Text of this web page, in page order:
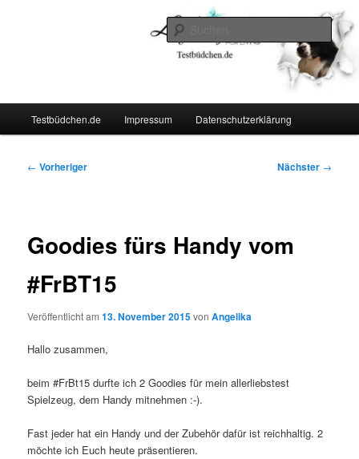
Testbüdchen.de Impressum Datenschutzerklärung
Beitragsnavigation
← Vorheriger Nächster →
Goodies fürs Handy vom
#FrBT15
Veröffentlicht am13. November 2015vonAngelika
Hallo zusammen,
beim #FrBt15 durfte ich 2 Goodies für mein allerliebstest
Spielzeug, dem Handy mitnehmen :-).
Fast jeder hat ein Handy und der Zubehör dafür ist reichhaltig. 2
möchte ich Euch heute präsentieren.